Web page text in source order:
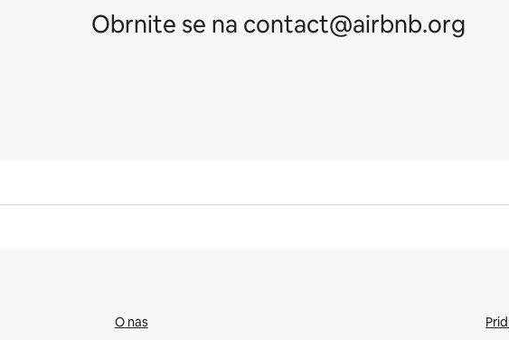
Obrnite se na contact@airbnb.org
O nas